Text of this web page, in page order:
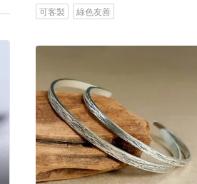
可客製 綠色友善